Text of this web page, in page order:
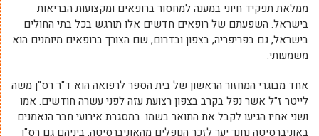
ממלאת תפקיד חיוני במענה למחסור ברופאים ומקצועות הבריאות
בישראל. השפעתם של רופאים חדשים אלו תורגש בכל בתי החולים
בישראל, גם בפריפריה, בצפון ובדרום, שם הצורך ברופאים מיומנים הוא
משמעותי.
אחד מבוגרי המחזור הראשון של בית הספר לרפואה הוא ד"ר רס"ן משה
לייטר ז"ל אשר נפל בקרב בצפון רצועת עזה לפני עשרה חודשים. אמו
ושני אחיו הגיעו לקבל את התואר בשמו. במסגרת אירועי חבר הנאמנים
באוניברסיטה נחנך יער לזכר הנופלים מהאוניברסיטה, ביניהם גם רס"ן